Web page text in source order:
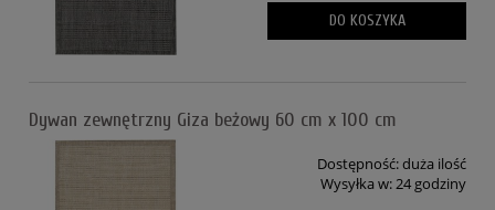
DO KOSZYKA
Dywan zewnętrzny Giza beżowy 60 cm x 100 cm
Dostępność:duża ilość
Wysyłka w:24 godziny